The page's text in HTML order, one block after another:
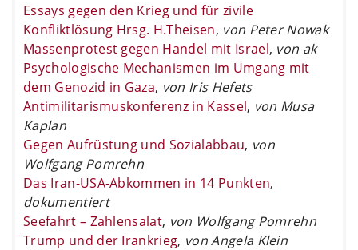
Essays gegen den Krieg und für zivile
Konfliktlösung Hrsg. H.Theisen, von Peter Nowak
Massenprotest gegen Handel mit Israel, von ak
Psychologische Mechanismen im Umgang mit
dem Genozid in Gaza, von Iris Hefets
Antimilitarismuskonferenz in Kassel, von Musa
Kaplan
Gegen Aufrüstung und Sozialabbau, von
Wolfgang Pomrehn
Das Iran-USA-Abkommen in 14 Punkten,
dokumentiert
Seefahrt – Zahlensalat, von Wolfgang Pomrehn
Trump und der Irankrieg, von Angela Klein